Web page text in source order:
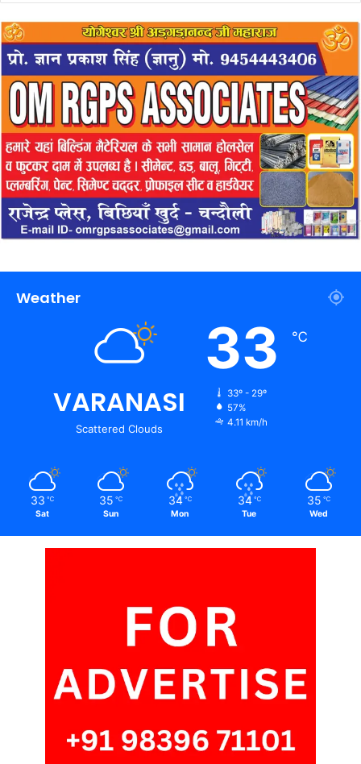
Weather
VARANASI
Scattered Clouds
33 ℃
33º - 29º
57%
4.11 km/h
33 ℃
Sat
35 ℃
Sun
34 ℃
Mon
34 ℃
Tue
35 ℃
Wed